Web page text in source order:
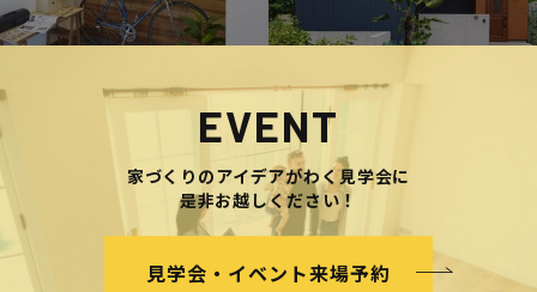
EVENT
家づくりのアイデアがわく見学会に
是非お越しください！
見学会・イベント来場予約